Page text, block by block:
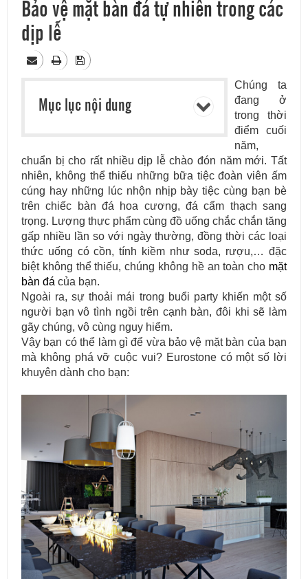
Bảo vệ mặt bàn đá tự nhiên trong các
dịp lễ
Mục lục nội dung
Chúng ta
đang ở
trong thời
điểm cuối
năm,
chuẩn bị cho rất nhiều dịp lễ chào đón năm mới. Tất
nhiên, không thể thiếu những bữa tiệc đoàn viên ấm
cúng hay những lúc nhộn nhịp bày tiệc cùng bạn bè
trên chiếc bàn đá hoa cương, đá cẩm thạch sang
trọng. Lượng thực phẩm cùng đồ uống chắc chắn tăng
gấp nhiều lần so với ngày thường, đồng thời các loại
thức uống có cồn, tính kiềm như soda, rượu,… đặc
biệt không thể thiếu, chúng không hề an toàn cho mặt
bàn đá của bạn.
Ngoài ra, sự thoải mái trong buổi party khiến một số
người bạn vô tình ngồi trên cạnh bàn, đôi khi sẽ làm
gãy chúng, vô cùng nguy hiểm.
Vậy bạn có thể làm gì để vừa bảo vệ mặt bàn của bạn
mà không phá vỡ cuộc vui? Eurostone có một số lời
khuyên dành cho bạn: